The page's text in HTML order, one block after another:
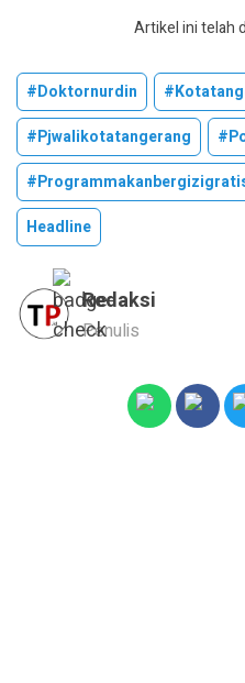
Artikel ini telah
#doktornurdin
#pjwalikotatangerang
Headline
Redaksi
Penulis